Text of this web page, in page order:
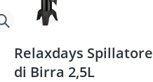
Relaxdays Spillatore
di Birra 2,5L